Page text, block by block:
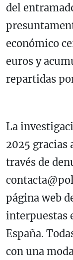
del
económico
euros y
repartidas
La
2025 gracias
través de
página web
interpuestas
España.
con una